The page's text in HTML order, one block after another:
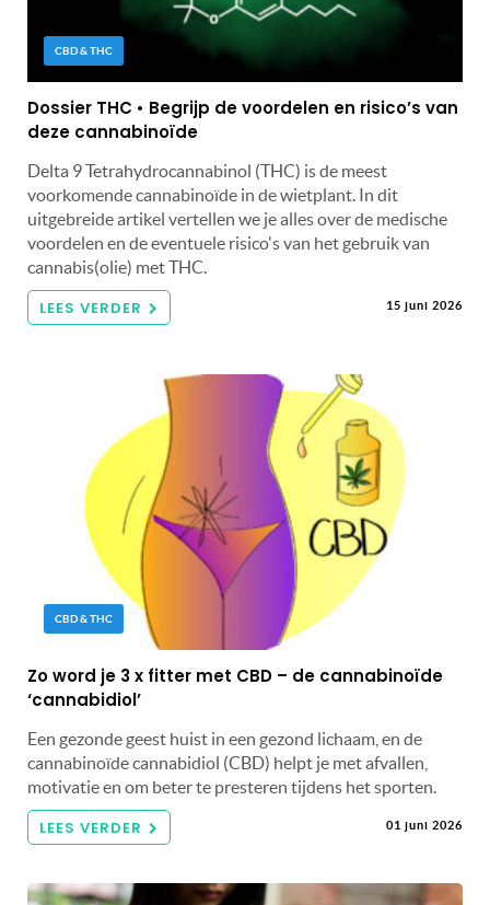
CBD & THC
Dossier THC • Begrijp de voordelen en risico’s van
deze cannabinoïde
Delta 9 Tetrahydrocannabinol (THC) is de meest
voorkomende cannabinoïde in de wietplant. In dit
uitgebreide artikel vertellen we je alles over de medische
voordelen en de eventuele risico's van het gebruik van
cannabis(olie) met THC.
LEES VERDER 15 juni 2026
CBD & THC
Zo word je 3 x fitter met CBD – de cannabinoïde
‘cannabidiol’
Een gezonde geest huist in een gezond lichaam, en de
cannabinoïde cannabidiol (CBD) helpt je met afvallen,
motivatie en om beter te presteren tijdens het sporten.
LEES VERDER 01 juni 2026